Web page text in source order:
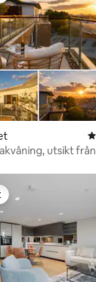
35
utsikt från